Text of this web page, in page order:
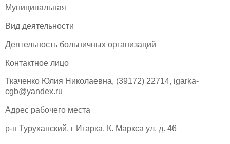
Муниципальная
Вид деятельности
Деятельность больничных организаций
Контактное лицо
Ткаченко Юлия Николаевна, (39172) 22714, igarka-
cgb@yandex.ru
Адрес рабочего места
р-н Туруханский, г Игарка, К. Маркса ул, д. 46